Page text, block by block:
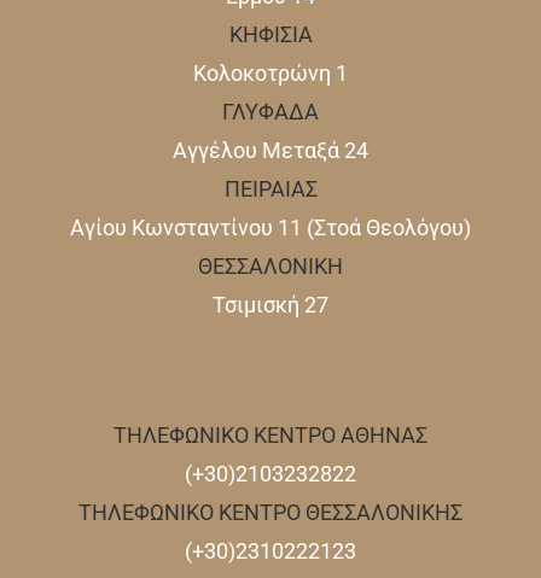
ΚΗΦΙΣΙΑ
Κολοκοτρώνη 1
ΓΛΥΦΑΔΑ
Αγγέλου Μεταξά 24
ΠΕΙΡΑΙΑΣ
Αγίου Κωνσταντίνου 11 (Στοά Θεολόγου)
ΘΕΣΣΑΛΟΝΙΚΗ
Τσιμισκή 27
ΤΗΛΕΦΩΝΙΚΟ ΚΕΝΤΡΟ ΑΘΗΝΑΣ
(+30)2103232822
ΤΗΛΕΦΩΝΙΚΟ ΚΕΝΤΡΟ ΘΕΣΣΑΛΟΝΙΚΗΣ
(+30)2310222123